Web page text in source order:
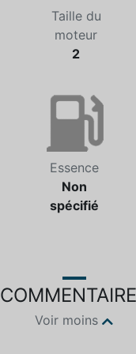
Taille du
moteur
2
Essence
Non
spécifié
Voir moins